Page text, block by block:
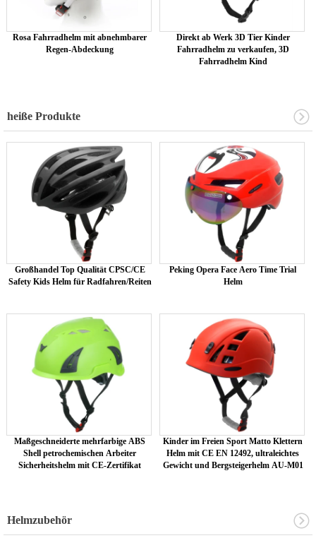
Rosa Fahrradhelm mit abnehmbarer
Regen-Abdeckung
Direkt ab Werk 3D Tier Kinder
Fahrradhelm zu verkaufen, 3D
Fahrradhelm Kind
heiße Produkte
Großhandel Top Qualität CPSC/CE
Safety Kids Helm für Radfahren/Reiten
Peking Opera Face Aero Time Trial
Helm
Maßgeschneiderte mehrfarbige ABS
Shell petrochemischen Arbeiter
Sicherheitshelm mit CE-Zertifikat
Kinder im Freien Sport Matto Klettern
Helm mit CE EN 12492, ultraleichtes
Gewicht und Bergsteigerhelm AU-M01
Helmzubehör